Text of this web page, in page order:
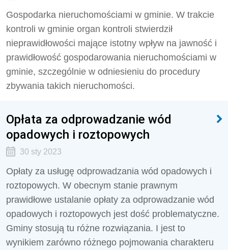
Gospodarka nieruchomościami w gminie. W trakcie
kontroli w gminie organ kontroli stwierdził
nieprawidłowości mające istotny wpływ na jawność i
prawidłowość gospodarowania nieruchomościami w
gminie, szczególnie w odniesieniu do procedury
zbywania takich nieruchomości.
Opłata za odprowadzanie wód
opadowych i roztopowych
30 sty 2023
Opłaty za usługę odprowadzania wód opadowych i
roztopowych. W obecnym stanie prawnym
prawidłowe ustalanie opłaty za odprowadzanie wód
opadowych i roztopowych jest dość problematyczne.
Gminy stosują tu różne rozwiązania. I jest to
wynikiem zarówno różnego pojmowania charakteru